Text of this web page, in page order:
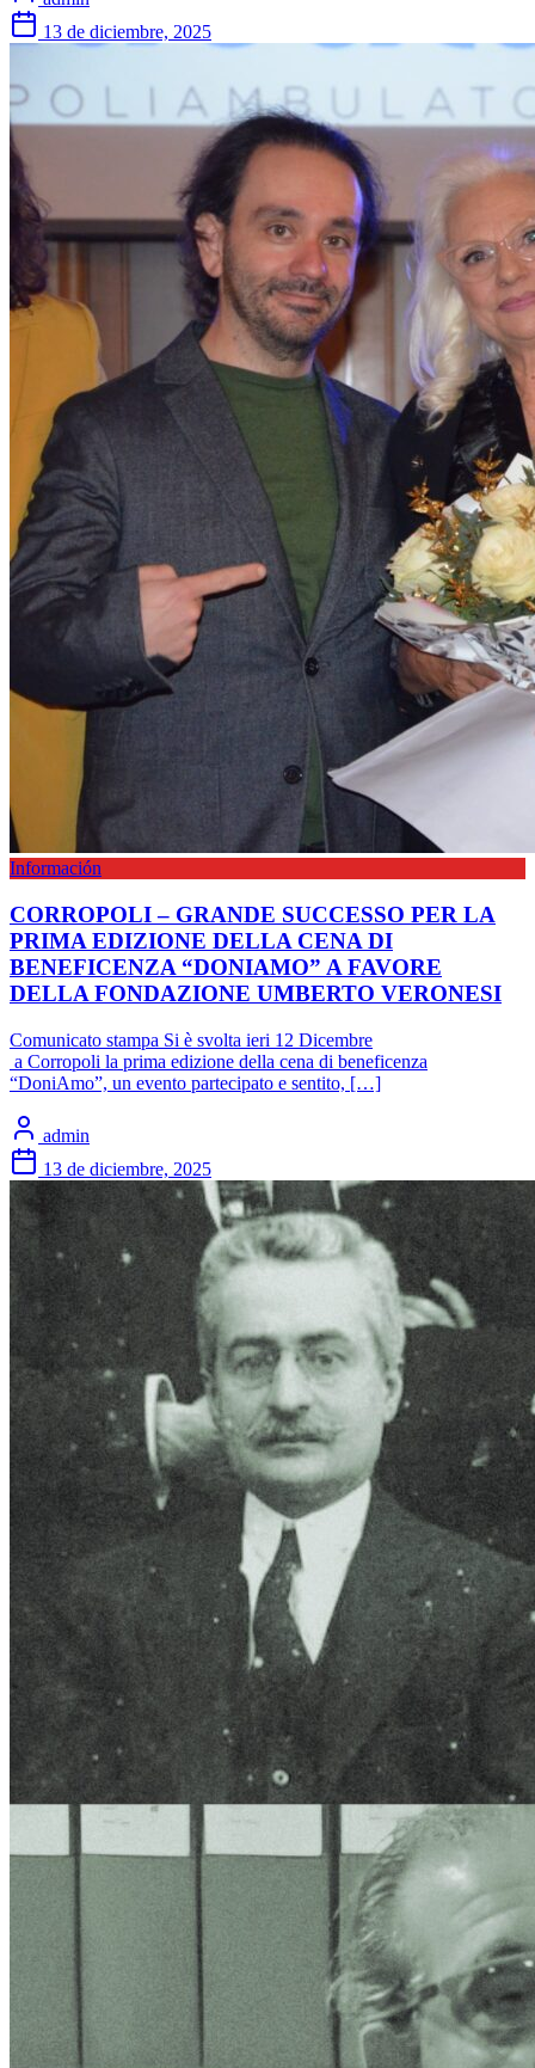
13 de diciembre, 2025
Información
CORROPOLI – GRANDE SUCCESSO PER LA
PRIMA EDIZIONE DELLA CENA DI
BENEFICENZA “DONIAMO” A FAVORE
DELLA FONDAZIONE UMBERTO VERONESI
Comunicato stampa Si è svolta ieri 12 Dicembre
a Corropoli la prima edizione della cena di beneficenza
“DoniAmo”, un evento partecipato e sentito, […]
admin
13 de diciembre, 2025